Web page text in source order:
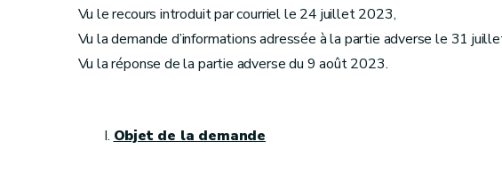
Vu le recours introduit par courriel le 24 juillet 2023,
Vu la demande d’informations adressée à la partie adverse le 31
Vu la réponse de la partie adverse du 9 août 2023.
Objet de la demande